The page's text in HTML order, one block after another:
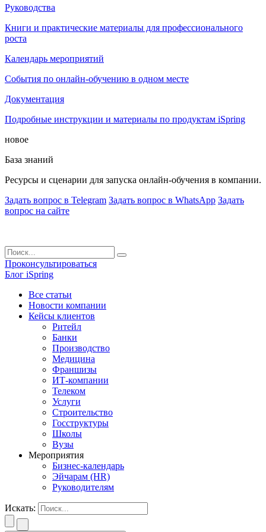
Руководства
Книги и практические материалы для профессионального
роста
Календарь мероприятий
События по онлайн-обучению в одном месте
Документация
Подробные инструкции и материалы по продуктам iSpring
новое
База знаний
Ресурсы и сценарии для запуска онлайн-обучения в компании.
Задать вопрос в Telegram Задать вопрос в WhatsApp Задать
вопрос на сайте
Проконсультироваться
Блог iSpring
Все статьи
Новости компании
Кейсы клиентов
Ритейл
Банки
Производство
Медицина
Франшизы
ИТ-компании
Телеком
Услуги
Строительство
Госструктуры
Школы
Вузы
Мероприятия
Бизнес-календарь
Эйчарам (HR)
Руководителям
Искать: